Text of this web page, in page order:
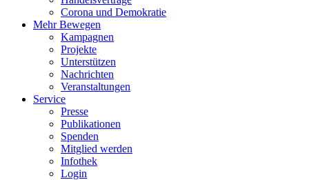
Corona und Demokratie
Mehr Bewegen
Kampagnen
Projekte
Unterstützen
Nachrichten
Veranstaltungen
Service
Presse
Publikationen
Spenden
Mitglied werden
Infothek
Login